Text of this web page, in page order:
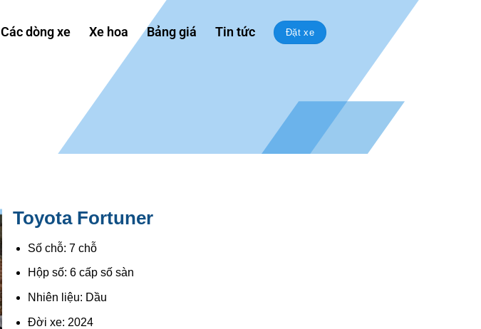
Các dòng xe Xe hoa Bảng giá Tin tức Đặt xe
Toyota Fortuner
Số chỗ: 7 chỗ
Hộp số: 6 cấp số sàn
Nhiên liệu: Dầu
Đời xe: 2024